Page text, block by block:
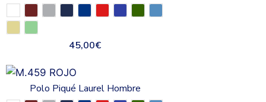
45,00€
Polo Piqué Laurel Hombre